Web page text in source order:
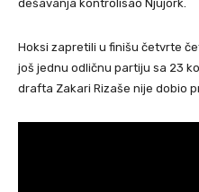
dešavanja kontrolisao Njujork.
Hoksi zapretili u finišu četvrte
još jednu odličnu partiju sa 23
drafta Zakari Rizaše nije dobio